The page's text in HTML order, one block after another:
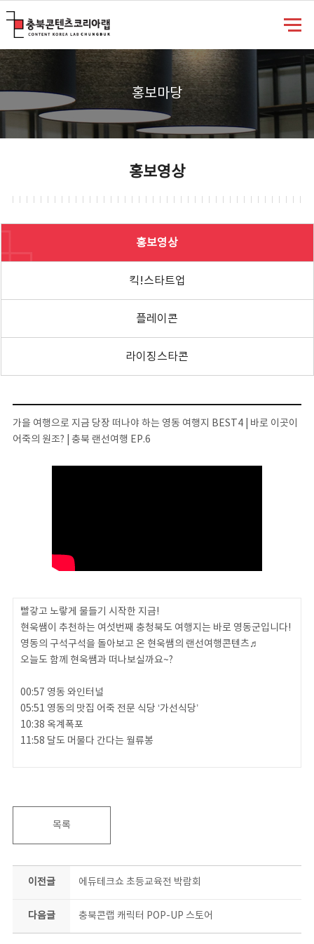
홍보마당
홍보영상
홍보영상
킥!스타트업
플레이콘
라이징스타콘
가을 여행으로 지금 당장 떠나야 하는 영동 여행지 BEST4 | 바로 이곳이
어죽의 원조? | 충북 랜선여행 EP.6
빨갛고 노랗게 물들기 시작한 지금!
현욱쌤이 추천하는 여섯번째 충청북도 여행지는 바로 영동군입니다!
영동의 구석구석을 돌아보고 온 현욱쌤의 랜선여행콘텐츠♬
오늘도 함께 현욱쌤과 떠나보실까요~?
00:57 영동 와인터널
05:51 영동의 맛집 어죽 전문 식당 ‘가선식당’
10:38 옥계폭포
11:58 달도 머물다 간다는 월류봉
목록
이전글 에듀테크쇼 초등교육전 박람회
다음글 충북콘랩 캐릭터 POP-UP 스토어